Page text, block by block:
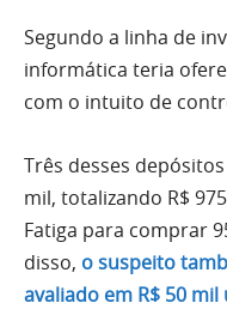
Segundo a linha de
informática teria
com o intuito de
Três desses
mil, totalizando R$
Fatiga para comprar
disso, o suspeito
avaliado em R$ 50